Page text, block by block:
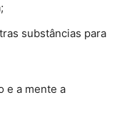
substâncias para
e a mente a